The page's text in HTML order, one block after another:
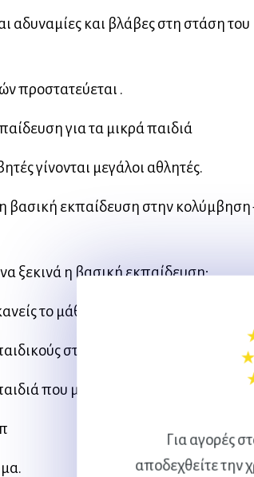
Για αγορές
αποδεχθείτε την
αδυναμίες και βλάβες στη στάση του
προστατεύεται .
για τα μικρά παιδιά
γίνονται μεγάλοι αθλητές.
βασική εκπαίδευση στην κολύμβηση
ξεκινά η βασική εκπαίδευση;.
το μάθημα σε γκρουπ.
σταθμούς.
που μένουν στο σπίτι τους.